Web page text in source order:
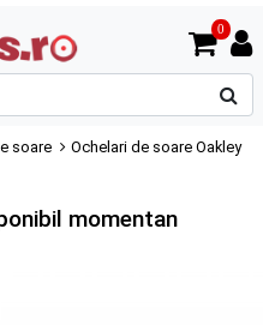
0
soare
Ochelari de soare Oakley
momentan